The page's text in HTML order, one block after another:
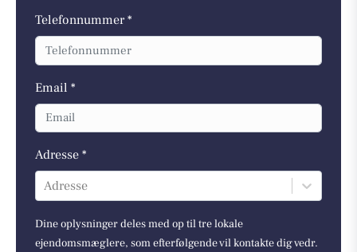
Telefonnummer *
Email *
Adresse *
Adresse
Dine oplysninger deles med op til tre lokale
ejendomsmæglere, som efterfølgende vil kontakte dig vedr.